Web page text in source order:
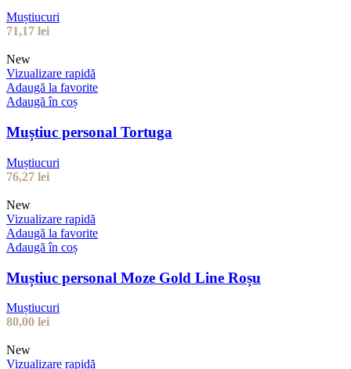
Muștiucuri
71,17 lei
New
Vizualizare rapidă
Adaugă la favorite
Adaugă în coș
Muștiuc personal Tortuga
Muștiucuri
76,27 lei
New
Vizualizare rapidă
Adaugă la favorite
Adaugă în coș
Muștiuc personal Moze Gold Line Roșu
Muștiucuri
80,00 lei
New
Vizualizare rapidă